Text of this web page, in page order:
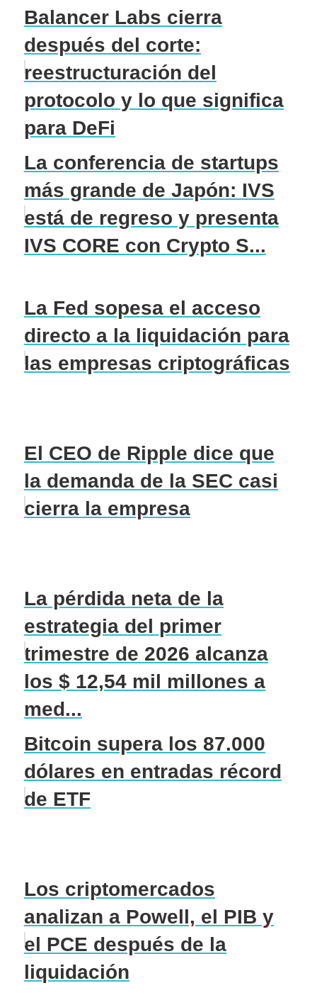
Balancer Labs cierra
después del corte:
reestructuración del
protocolo y lo que significa
para DeFi
La conferencia de startups
más grande de Japón: IVS
está de regreso y presenta
IVS CORE con Crypto S...
La Fed sopesa el acceso
directo a la liquidación para
las empresas criptográficas
El CEO de Ripple dice que
la demanda de la SEC casi
cierra la empresa
La pérdida neta de la
estrategia del primer
trimestre de 2026 alcanza
los $ 12,54 mil millones a
med...
Bitcoin supera los 87.000
dólares en entradas récord
de ETF
Los criptomercados
analizan a Powell, el PIB y
el PCE después de la
liquidación